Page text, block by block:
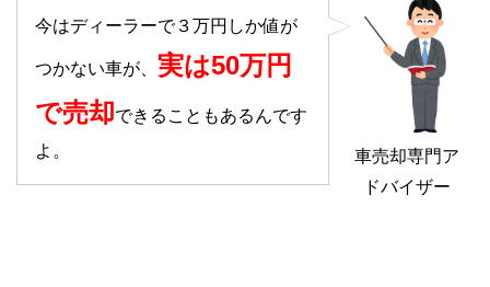
車売却専門ア
ドバイザー
今はディーラーで３万円しか値が
つかない車が、 実は50万円
で売却できることもあるんです
よ。